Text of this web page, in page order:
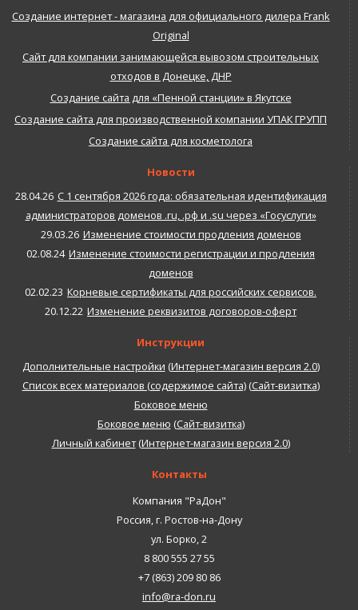
Создание интернет - магазина для официального дилера Frank
Original
Сайт для компании занимающейся вывозом строительных
отходов в Донецке, ДНР
Создание сайта для «Пенной станции» в Якутске
Создание сайта для производственной компании УПАК ГРУПП
Создание сайта для косметолога
Новости
28.04.26 С 1 сентября 2026 года: обязательная идентификация
администраторов доменов .ru, .рф и .su через «Госуслуги»
29.03.26 Изменение стоимости продления доменов
02.08.24 Изменение стоимости регистрации и продления
доменов
02.02.23 Корневые сертификаты для российских сервисов.
20.12.22 Изменение реквизитов договоров-оферт
Инструкции
Дополнительные настройки (Интернет-магазин версия 2.0)
Список всех материалов (содержимое сайта)(Сайт-визитка)
Боковое меню
Боковое меню (Сайт-визитка)
Личный кабинет(Интернет-магазин версия 2.0)
Контакты
Компания "РаДон"
Россия,г. Ростов-на-Дону
ул. Борко, 2
8 800 555 27 55
+7 (863) 209 80 86
info@ra-don.ru